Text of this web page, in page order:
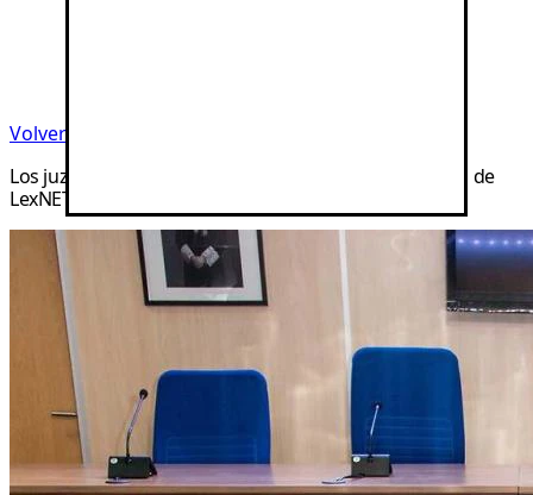
Volver a noticias
Los juzgados intentan retomar el servicio tras la caída de
LexNET por el apagón